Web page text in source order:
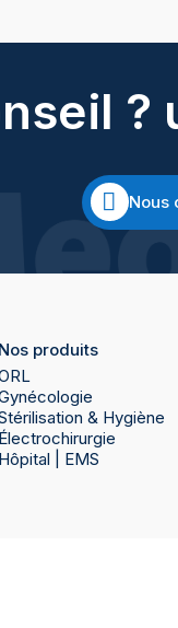
?
Nous
Nos produits
& Hygiène
Électrochirurgie
Hôpital | EMS